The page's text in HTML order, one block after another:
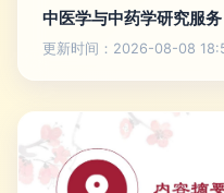
中医学与中药学研究服
更新时间：2026-08-08